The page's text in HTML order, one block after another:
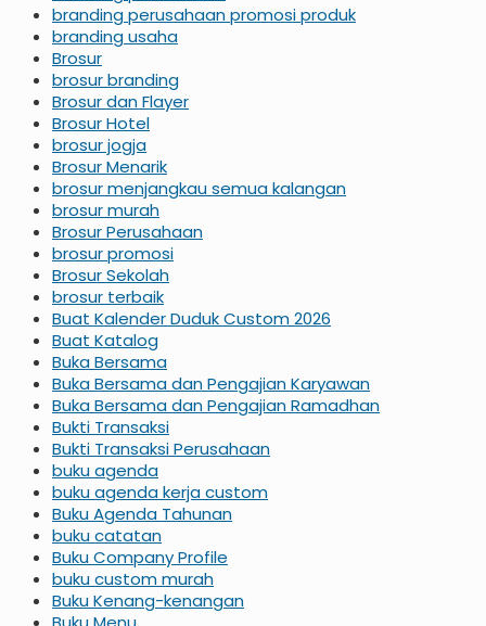
branding perusahaan promosi produk
branding usaha
Brosur
brosur branding
Brosur dan Flayer
Brosur Hotel
brosur jogja
Brosur Menarik
brosur menjangkau semua kalangan
brosur murah
Brosur Perusahaan
brosur promosi
Brosur Sekolah
brosur terbaik
Buat Kalender Duduk Custom 2026
Buat Katalog
Buka Bersama
Buka Bersama dan Pengajian Karyawan
Buka Bersama dan Pengajian Ramadhan
Bukti Transaksi
Bukti Transaksi Perusahaan
buku agenda
buku agenda kerja custom
Buku Agenda Tahunan
buku catatan
Buku Company Profile
buku custom murah
Buku Kenang-kenangan